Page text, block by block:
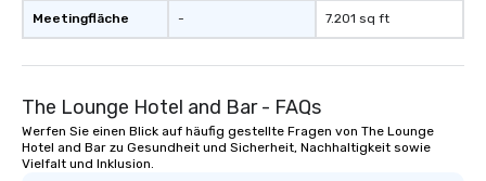
Meetingfläche - 7.201 sq ft
The Lounge Hotel and Bar - FAQs
Werfen Sie einen Blick auf häufig gestellte Fragen von The Lounge
Hotel and Bar zu Gesundheit und Sicherheit, Nachhaltigkeit sowie
Vielfalt und Inklusion.